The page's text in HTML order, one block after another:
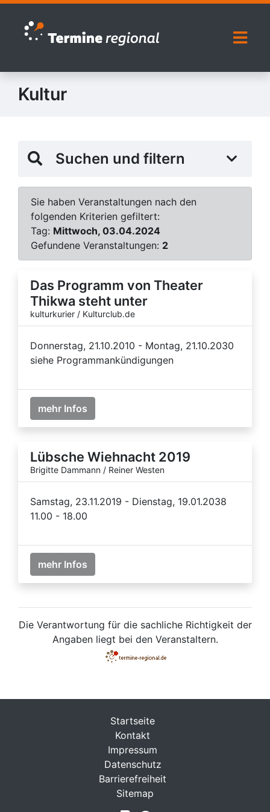
Zur Navigation springen
Zum Inhalt springen
Kultur
Suchen und filtern
Sie haben Veranstaltungen nach den
folgenden Kriterien gefiltert:
Tag: Mittwoch, 03.04.2024
Gefundene Veranstaltungen: 2
Das Programm von Theater
Thikwa steht unter
kulturkurier / Kulturclub.de
Donnerstag, 21.10.2010 - Montag, 21.10.2030
siehe Programmankündigungen
mehr Infos
Lübsche Wiehnacht 2019
Brigitte Dammann / Reiner Westen
Samstag, 23.11.2019 - Dienstag, 19.01.2038
11.00 - 18.00
mehr Infos
Die Verantwortung für die sachliche Richtigkeit der
Angaben liegt bei den Veranstaltern.
Startseite
Kontakt
Impressum
Datenschutz
Barrierefreiheit
Sitemap